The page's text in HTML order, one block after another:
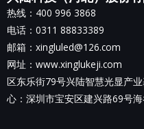
热线：400 996 3868
电话：0311 88833389
邮箱：xingluled@126.com
网址：
区东乐街79号兴陆
心：深圳市宝安区建兴路69号